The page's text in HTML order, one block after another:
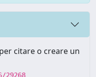
citare o creare un